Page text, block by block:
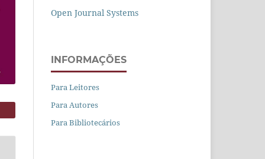
Open Journal Systems
INFORMAÇÕES
Para Leitores
Para Autores
Para Bibliotecários